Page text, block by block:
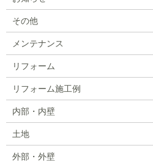
その他
メンテナンス
リフォーム
リフォーム施工例
内部・内壁
土地
外部・外壁